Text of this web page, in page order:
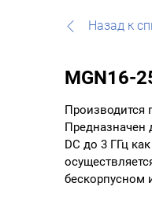
Назад к
MGN16-
Производится
Предназначен
DC до 3 ГГц
бескорпусном